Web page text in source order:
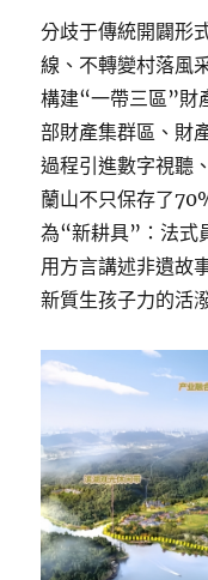
分歧于傳統開闢形
線、不轉變村落風
構建“一帶三區”
部財產集群區、財
過程引進數字視聽
蘭山不只保存了
為“新耕具”：法式
用方言講述非遺故
新質生孩子力的活